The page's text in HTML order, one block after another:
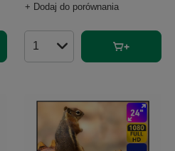
+ Dodaj do porównania
Ilość produktów